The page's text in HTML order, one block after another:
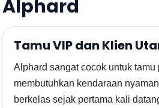
Alphard
Tamu VIP dan Klien
Alphard sangat cocok untuk tamu
membutuhkan kendaraan
berkelas sejak pertama kali